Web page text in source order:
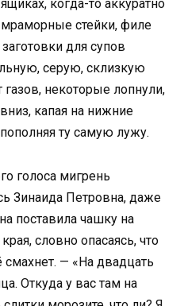
когда-то аккуратно
стейки, филе
для супов
серую, склизкую
некоторые лопнули,
капая на нижние
ту самую лужу.
голоса мигрень
Зинаида Петровна, даже
поставила чашку на
словно опасаясь, что
смахнет. — «На двадцать
Откуда у вас там на